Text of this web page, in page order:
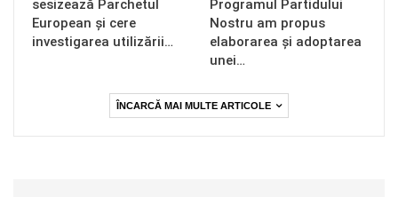
sesizează Parchetul
European și cere
investigarea utilizării…
Programul Partidului
Nostru am propus
elaborarea și adoptarea
unei…
ÎNCARCĂ MAI MULTE ARTICOLE